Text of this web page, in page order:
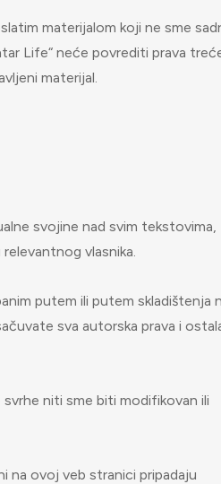
materijalom koji ne sme
Life“ neće povrediti prava
materijal.
svojine nad svim tekstovima,
vlasnika.
putem ili putem skladištenja
sva autorska prava i
niti sme biti modifikovan ili
na ovoj veb stranici pripadaju